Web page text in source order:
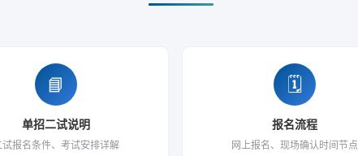
📘
单招二试说明
试报名条件、考试安排详解
🗓
报名流程
网上报名、现场确认时间节点